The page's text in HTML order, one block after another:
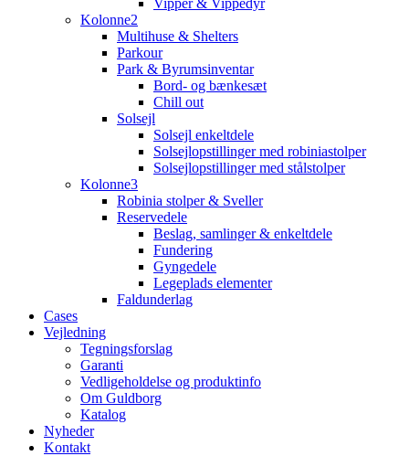
Kolonne2
Multihuse & Shelters
Parkour
Park & Byrumsinventar
Bord- og bænkesæt
Chill out
Solsejl
Solsejl enkeltdele
Solsejlopstillinger med robiniastolper
Solsejlopstillinger med stålstolper
Kolonne3
Robinia stolper & Sveller
Reservedele
Beslag, samlinger & enkeltdele
Fundering
Gyngedele
Legeplads elementer
Faldunderlag
Cases
Vejledning
Tegningsforslag
Garanti
Vedligeholdelse og produktinfo
Om Guldborg
Katalog
Nyheder
Kontakt